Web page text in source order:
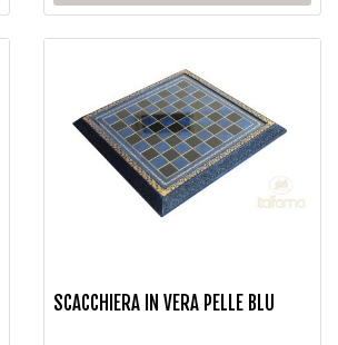
SCACCHIERA IN VERA PELLE BLU